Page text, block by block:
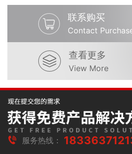
联系购买
Contact
查看更多
View More
服务热线：